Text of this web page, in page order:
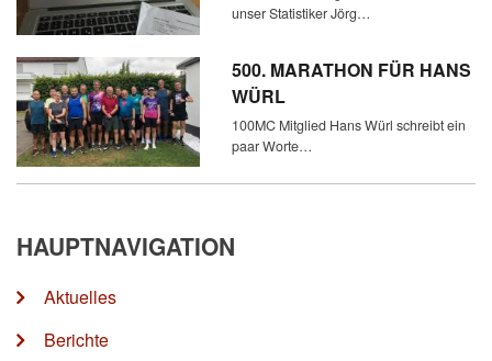
unser Statistiker Jörg…
500. MARATHON FÜR HANS
WÜRL
100MC Mitglied Hans Würl schreibt ein
paar Worte…
HAUPTNAVIGATION
Aktuelles
Berichte